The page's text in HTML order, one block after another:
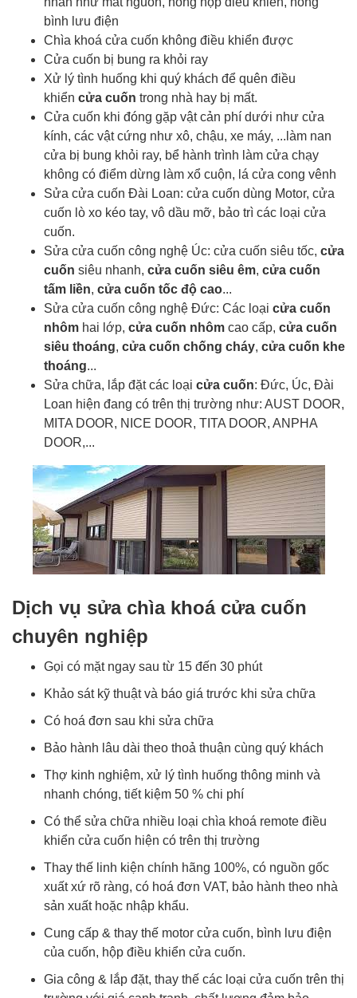
bình lưu điện
Chìa khoá cửa cuốn không điều khiển được
Cửa cuốn bị bung ra khỏi ray
Xử lý tình huống khi quý khách để quên điều
khiển cửa cuốn trong nhà hay bị mất.
Cửa cuốn khi đóng gặp vật cản phí dưới như cửa
kính, các vật cứng như xô, chậu, xe máy, ...làm nan
cửa bị bung khỏi ray, bể hành trình làm cửa chạy
không có điểm dừng làm xổ cuộn, lá cửa cong vênh
Sửa cửa cuốn Đài Loan: cửa cuốn dùng Motor, cửa
cuốn lò xo kéo tay, vô dầu mỡ, bảo trì các loại cửa
cuốn.
Sửa cửa cuốn công nghệ Úc: cửa cuốn siêu tốc, cửa
cuốn siêu nhanh, cửa cuốn siêu êm, cửa cuốn
tấm liền, cửa cuốn tốc độ cao...
Sửa cửa cuốn công nghệ Đức: Các loại cửa cuốn
nhôm hai lớp, cửa cuốn nhôm cao cấp, cửa cuốn
siêu thoáng, cửa cuốn chống cháy, cửa cuốn khe
thoáng...
Sửa chữa, lắp đặt các loại cửa cuốn: Đức, Úc, Đài
Loan hiện đang có trên thị trường như: AUST DOOR,
MITA DOOR, NICE DOOR, TITA DOOR, ANPHA
DOOR,...
Dịch vụ sửa chìa khoá cửa cuốn
chuyên nghiệp
Gọi có mặt ngay sau từ 15 đến 30 phút
Khảo sát kỹ thuật và báo giá trước khi sửa chữa
Có hoá đơn sau khi sửa chữa
Bảo hành lâu dài theo thoả thuận cùng quý khách
Thợ kinh nghiệm, xử lý tình huống thông minh và
nhanh chóng, tiết kiệm 50 % chi phí
Có thể sửa chữa nhiều loại chìa khoá remote điều
khiển cửa cuốn hiện có trên thị trường
Thay thế linh kiện chính hãng 100%, có nguồn gốc
xuất xứ rõ ràng, có hoá đơn VAT, bảo hành theo nhà
sản xuất hoặc nhập khẩu.
Cung cấp & thay thế motor cửa cuốn, bình lưu điện
của cuốn, hộp điều khiển cửa cuốn.
Gia công & lắp đặt, thay thế các loại cửa cuốn trên thị